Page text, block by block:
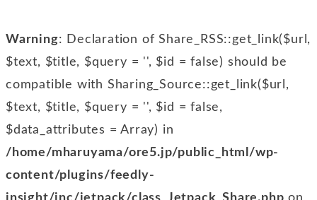
Warning: Declaration of Share_RSS::get_link($url,
$text, $title, $query = '', $id = false) should be
compatible with Sharing_Source::get_link($url,
$text, $title, $query = '', $id = false,
$data_attributes = Array) in
/home/mharuyama/ore5.jp/public_html/wp-
content/plugins/feedly-